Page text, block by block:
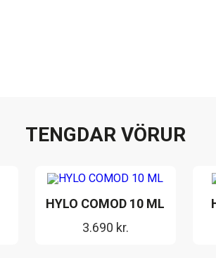
TENGDAR VÖRUR
HYLO COMOD 10 ML
3.690 kr.